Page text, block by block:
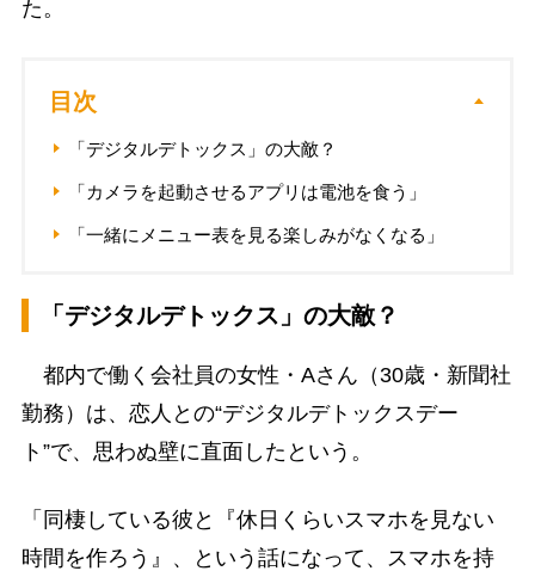
た。
目次
「デジタルデトックス」の大敵？
「カメラを起動させるアプリは電池を食う」
「一緒にメニュー表を見る楽しみがなくなる」
「デジタルデトックス」の大敵？
都内で働く会社員の女性・Aさん（30歳・新聞社
勤務）は、恋人との“デジタルデトックスデー
ト”で、思わぬ壁に直面したという。
「同棲している彼と『休日くらいスマホを見ない
時間を作ろう』、という話になって、スマホを持